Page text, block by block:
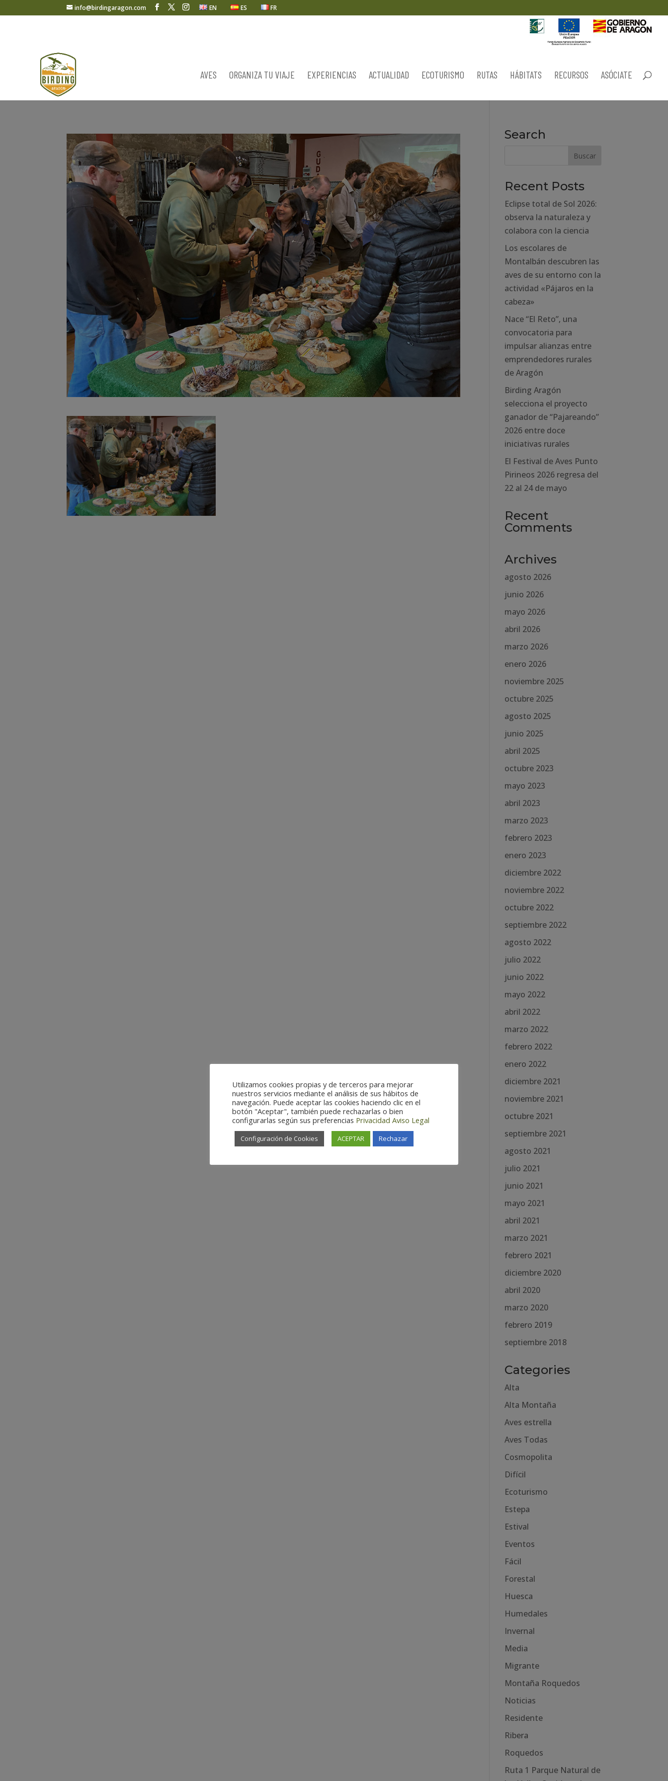
info@birdingaragon.com EN ES FR
AVES ORGANIZA TU VIAJE EXPERIENCIAS ACTUALIDAD ECOTURISMO RUTAS HÁBITATS RECURSOS ASÓCIATE
Search
Recent Posts
Eclipse total de Sol 2026:
observa la naturaleza y
colabora con la ciencia
Los escolares de
Montalbán descubren las
aves de su entorno con la
actividad «Pájaros en la
cabeza»
Nace “El Reto”, una
convocatoria para
impulsar alianzas entre
emprendedores rurales
de Aragón
Birding Aragón
selecciona el proyecto
ganador de “Pajareando”
2026 entre doce
iniciativas rurales
El Festival de Aves Punto
Pirineos 2026 regresa del
22 al 24 de mayo
Recent
Comments
Archives
agosto 2026
junio 2026
mayo 2026
abril 2026
marzo 2026
enero 2026
noviembre 2025
octubre 2025
agosto 2025
junio 2025
abril 2025
octubre 2023
mayo 2023
abril 2023
marzo 2023
febrero 2023
enero 2023
diciembre 2022
noviembre 2022
octubre 2022
septiembre 2022
agosto 2022
julio 2022
junio 2022
mayo 2022
abril 2022
marzo 2022
febrero 2022
enero 2022
diciembre 2021
noviembre 2021
octubre 2021
septiembre 2021
agosto 2021
julio 2021
junio 2021
mayo 2021
abril 2021
marzo 2021
febrero 2021
diciembre 2020
abril 2020
marzo 2020
febrero 2019
septiembre 2018
Categories
Alta
Alta Montaña
Aves estrella
Aves Todas
Cosmopolita
Difícil
Ecoturismo
Estepa
Estival
Eventos
Fácil
Forestal
Huesca
Humedales
Invernal
Media
Migrante
Montaña Roquedos
Noticias
Residente
Ribera
Roquedos
Ruta 1 Parque Natural de
Utilizamos cookies propias y de terceros para mejorar
nuestros servicios mediante el análisis de sus hábitos de
navegación. Puede aceptar las cookies haciendo clic en el
botón "Aceptar", también puede rechazarlas o bien
configurarlas según sus preferencias Privacidad Aviso Legal
Configuración de Cookies ACEPTAR Rechazar